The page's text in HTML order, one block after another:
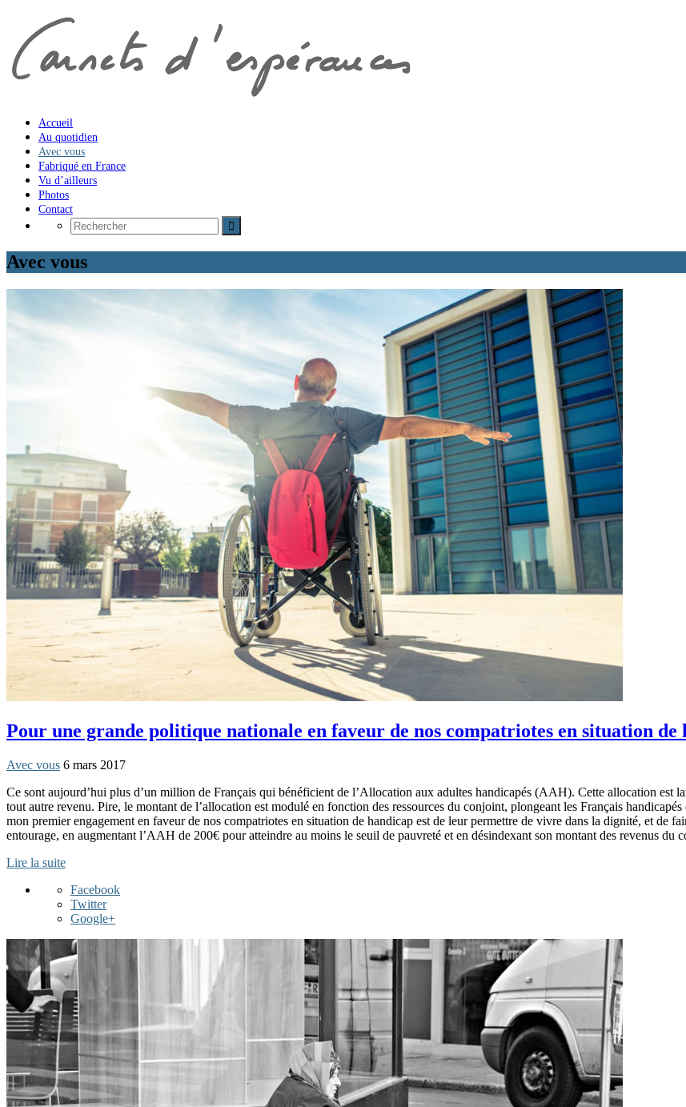
Accueil
Au quotidien
Avec vous
Fabriqué en France
Vu d’ailleurs
Photos
Contact
Avec vous
Pour une grande politique nationale en faveur de nos compatriotes en situation de
Avec vous 6 mars 2017
Ce sont aujourd’hui plus d’un million de Français qui bénéficient de l’Allocation aux adultes handicapés (AAH). Cette allocation est
tout autre revenu. Pire, le montant de l’allocation est modulé en fonction des ressources du conjoint, plongeant les Français
mon premier engagement en faveur de nos compatriotes en situation de handicap est de leur permettre de vivre dans la dignité, et de
entourage, en augmentant l’AAH de 200€ pour atteindre au moins le seuil de pauvreté et en désindexant son montant des revenus du
Lire la suite
Facebook
Twitter
Google+